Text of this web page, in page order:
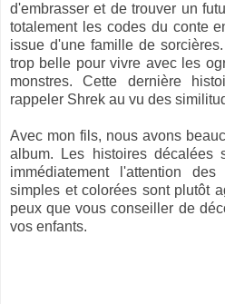
d'embrasser et de trouver un
totalement les codes du conte
issue d'une famille de
trop belle pour vivre avec les
monstres. Cette dernière
rappeler Shrek au vu des
Avec mon fils, nous avons
album. Les histoires décalées
immédiatement l'attention
simples et colorées sont plutôt
peux que vous conseiller de
vos enfants.